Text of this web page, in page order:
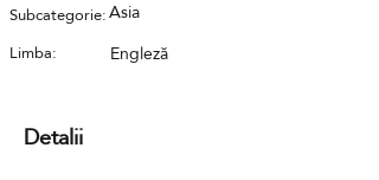
Subcategorie:Asia
Limba: Engleză
Detalii